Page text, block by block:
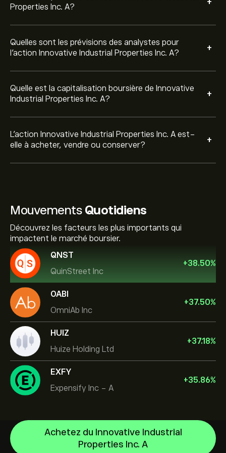
Properties Inc. A?
Quelles sont les prévisions des analystes pour
l'action Innovative Industrial Properties Inc. A?
+
Quelle est la capitalisation boursière de Innovative
Industrial Properties Inc. A?
+
L’action Innovative Industrial Properties Inc. A est-
elle à acheter, vendre ou conserver?
+
Mouvements Quotidiens
Découvrez les facteurs les plus importants qui
impactent le marché boursier.
QNST
QuinStreet Inc
+38.50%
OABI
OmniAb Inc
+37.50%
HUIZ
Huize Holding Ltd
+37.18%
EXFY
Expensify Inc - A
+35.86%
Achetez du Innovative Industrial
Properties Inc. A
NVIDIA Corporation